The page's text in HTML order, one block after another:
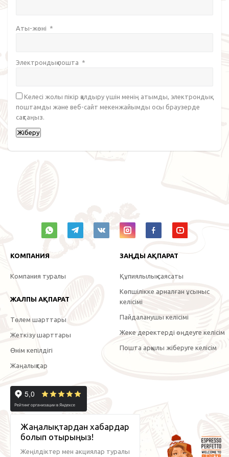
Аты-жөні *
Электрондық пошта *
Келесі жолы пікір қалдыру үшін менің атымды, электрондық
поштамды және веб-сайт мекенжайымды осы браузерде
сақтаңыз.
КОМПАНИЯ
Компания туралы
ЖАЛПЫ АҚПАРАТ
Төлем шарттары
Жеткізу шарттары
Өнім кепілдігі
Жаңалықтар
ЗАҢДЫ АҚПАРАТ
Құпиялылық саясаты
Көпшілікке арналған ұсыныс
келісімі
Пайдаланушы келісімі
Жеке деректерді өңдеуге келісім
Пошта арқылы жіберуге келісім
Жаңалықтардан хабардар
болып отырыңыз!
Жеңілдіктер мен акциялар туралы